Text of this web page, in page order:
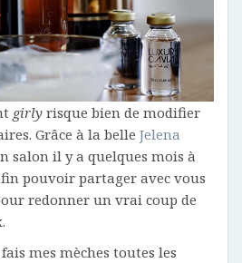
girly risque bien de modifier
Grâce à la belle Jelena
salon il y a quelques mois à
pouvoir partager avec vous
redonner un vrai coup de
mes mèches toutes les